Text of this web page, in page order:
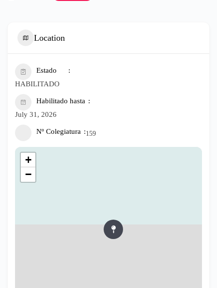
Location
Estado
HABILITADO
Habilitado hasta
July 31, 2026
Nº Colegiatura 159
+
−